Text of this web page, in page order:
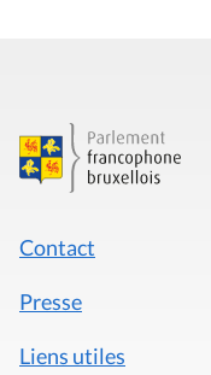
Contact
Presse
Liens utiles